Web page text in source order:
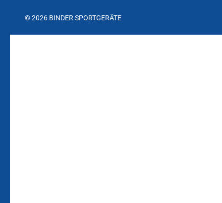
© 2026 BINDER SPORTGERÄTE